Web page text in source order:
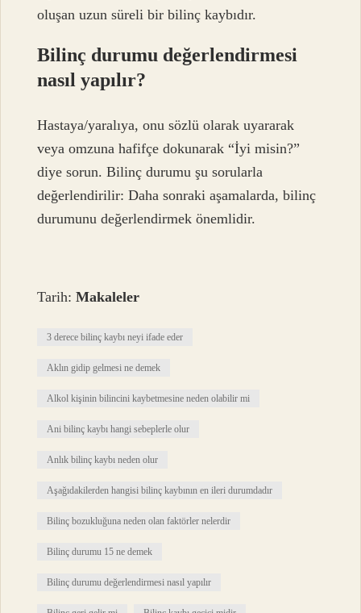
oluşan uzun süreli bir bilinç kaybıdır.
Bilinç durumu değerlendirmesi
nasıl yapılır?
Hastaya/yaralıya, onu sözlü olarak uyararak
veya omzuna hafifçe dokunarak “İyi misin?”
diye sorun. Bilinç durumu şu sorularla
değerlendirilir: Daha sonraki aşamalarda, bilinç
durumunu değerlendirmek önemlidir.
Tarih:Makaleler
3 derece bilinç kaybı neyi ifade eder
Aklın gidip gelmesi ne demek
Alkol kişinin bilincini kaybetmesine neden olabilir mi
Ani bilinç kaybı hangi sebeplerle olur
Anlık bilinç kaybı neden olur
Aşağıdakilerden hangisi bilinç kaybının en ileri durumdadır
Bilinç bozukluğuna neden olan faktörler nelerdir
Bilinç durumu 15 ne demek
Bilinç durumu değerlendirmesi nasıl yapılır